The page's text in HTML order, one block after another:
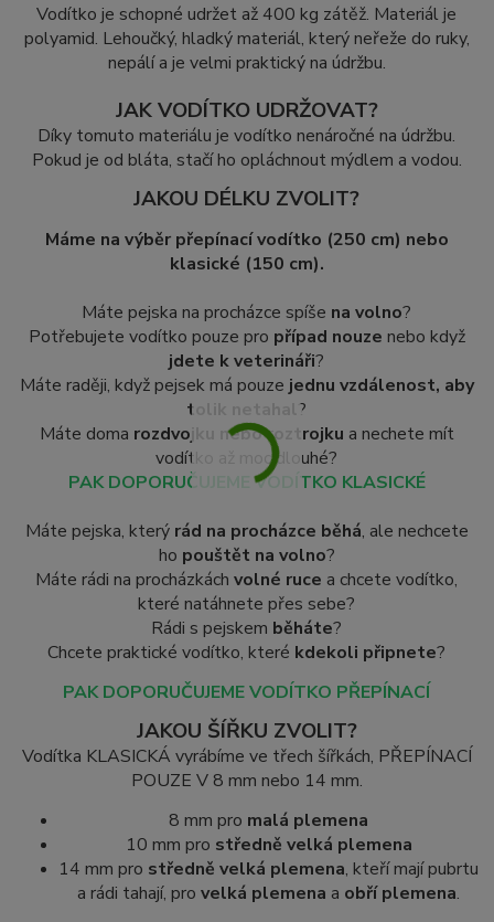
Vodítko je schopné udržet až 400 kg zátěž. Materiál je
polyamid. Lehoučký, hladký materiál, který neřeže do ruky,
nepálí a je velmi praktický na údržbu.
JAK VODÍTKO UDRŽOVAT?
Díky tomuto materiálu je vodítko nenáročné na údržbu.
Pokud je od bláta, stačí ho opláchnout mýdlem a vodou.
JAKOU DÉLKU ZVOLIT?
Máme na výběr přepínací vodítko (250 cm) nebo
klasické (150 cm).
Máte pejska na procházce spíše na volno?
Potřebujete vodítko pouze pro případ nouze nebo když
jdete k veterináři?
Máte raději, když pejsek má pouze jednu vzdálenost, aby
tolik netahal ?
Máte doma rozdvojku nebo roztrojku a nechete mít
vodítko až moc dlouhé?
PAK DOPORUČUJEME VODÍTKO KLASICKÉ
Máte pejska, který rád na procházce běhá, ale nechcete
ho pouštět na volno?
Máte rádi na procházkách volné ruce a chcete vodítko,
které natáhnete přes sebe?
Rádi s pejskem běháte?
Chcete praktické vodítko, které kdekoli připnete?
PAK DOPORUČUJEME VODÍTKO PŘEPÍNACÍ
JAKOU ŠÍŘKU ZVOLIT?
Vodítka KLASICKÁ vyrábíme ve třech šířkách, PŘEPÍNACÍ
POUZE V 8 mm nebo 14 mm.
8 mm pro malá plemena
10 mm pro středně velká plemena
14 mm pro středně velká plemena, kteří mají pubrtu
a rádi tahají, provelká plemena a obří plemena.